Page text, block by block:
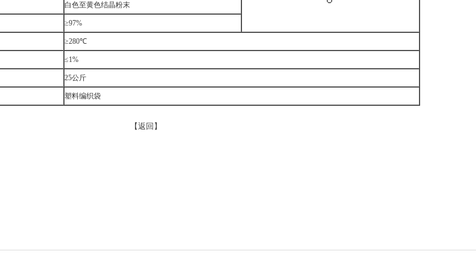
白色至黄色结晶粉末
≥97%
≥280℃
≤1%
25公斤
塑料编织袋
【返回 】